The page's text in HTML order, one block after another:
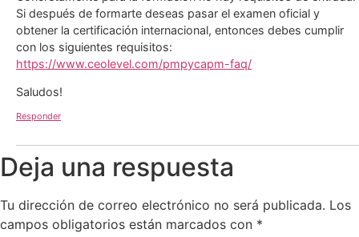
Si después de formarte deseas pasar el examen oficial y
obtener la certificación internacional, entonces debes cumplir
con los siguientes requisitos:
https://www.ceolevel.com/pmpycapm-faq/
Saludos!
Responder
Deja una respuesta
Tu dirección de correo electrónico no será publicada. Los
campos obligatorios están marcados con *